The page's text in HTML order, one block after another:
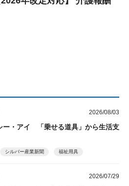
2026/08/03
ー・アイ 「乗せる道具」から生活支
シルバー産業新聞 福祉用具
2026/07/29